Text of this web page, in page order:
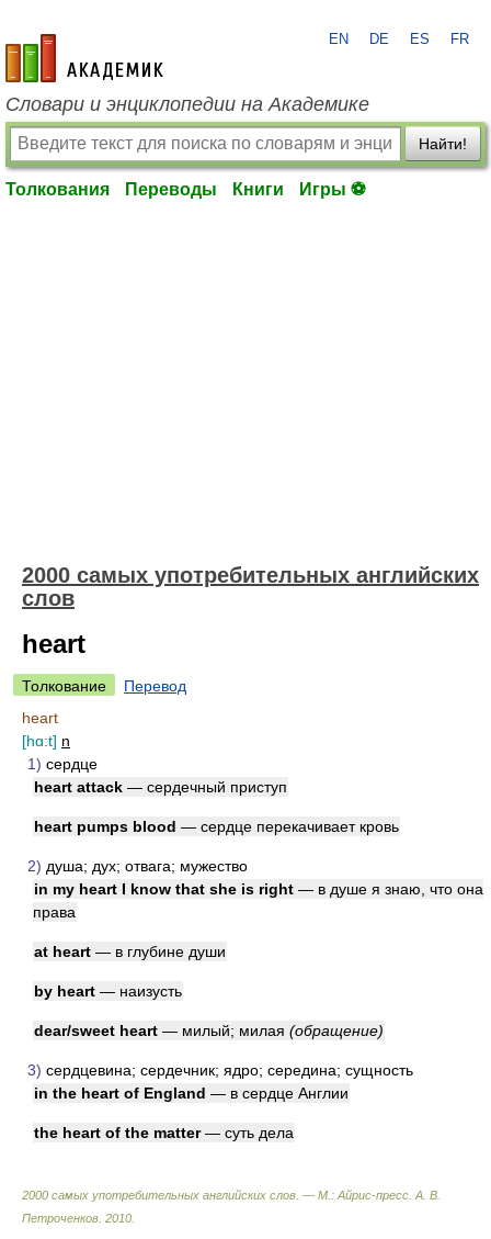
academic.ru
EN DE ES FR
Словари и энциклопедии на Академике
Найти!
Толкования Переводы Книги Игры ⚽
2000 самых употребительных английских
слов
heart
Толкование
Перевод
heart
[hɑ:t] n
1) сердце
heart attack — сердечный приступ
heart pumps blood — сердце перекачивает кровь
2) душа; дух; отвага; мужество
in my heart I know that she is right — в душе я знаю, что она
права
at heart — в глубине души
by heart — наизусть
dear/sweet heart — милый; милая (обращение)
3) сердцевина; сердечник; ядро; середина; сущность
in the heart of England — в сердце Англии
the heart of the matter— суть дела
2000 самых употребительных английских слов. — М.: Айрис-пресс А. В.
Петроченков 2010